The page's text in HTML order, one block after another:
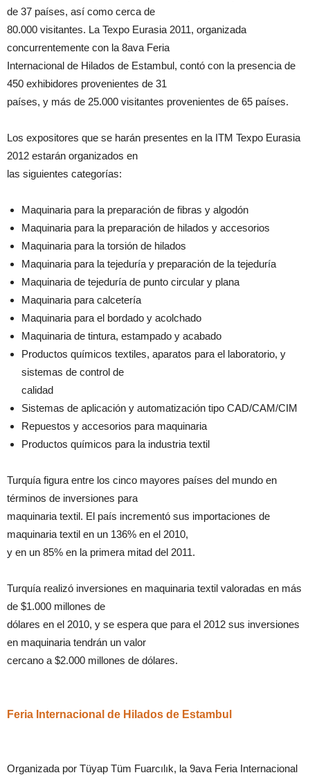
de 37 países, así como cerca de
80.000 visitantes. La Texpo Eurasia 2011, organizada
concurrentemente con la 8ava Feria
Internacional de Hilados de Estambul, contó con la presencia de
450 exhibidores provenientes de 31
países, y más de 25.000 visitantes provenientes de 65 países.
Los expositores que se harán presentes en la ITM Texpo Eurasia
2012 estarán organizados en
las siguientes categorías:
Maquinaria para la preparación de fibras y algodón
Maquinaria para la preparación de hilados y accesorios
Maquinaria para la torsión de hilados
Maquinaria para la tejeduría y preparación de la tejeduría
Maquinaria de tejeduría de punto circular y plana
Maquinaria para calcetería
Maquinaria para el bordado y acolchado
Maquinaria de tintura, estampado y acabado
Productos químicos textiles, aparatos para el laboratorio, y
sistemas de control de
calidad
Sistemas de aplicación y automatización tipo CAD/CAM/CIM
Repuestos y accesorios para maquinaria
Productos químicos para la industria textil
Turquía figura entre los cinco mayores países del mundo en
términos de inversiones para
maquinaria textil. El país incrementó sus importaciones de
maquinaria textil en un 136% en el 2010,
y en un 85% en la primera mitad del 2011.
Turquía realizó inversiones en maquinaria textil valoradas en más
de $1.000 millones de
dólares en el 2010, y se espera que para el 2012 sus inversiones
en maquinaria tendrán un valor
cercano a $2.000 millones de dólares.
Feria Internacional de Hilados de Estambul
Organizada por Tüyap Tüm Fuarcılık, la 9ava Feria Internacional